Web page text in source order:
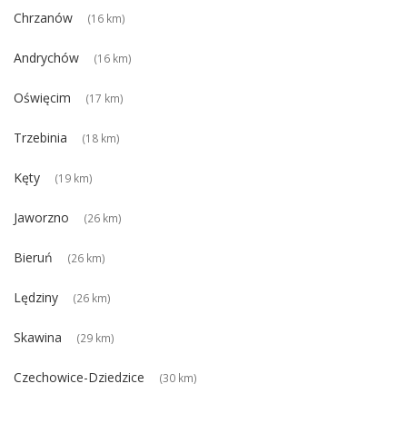
Chrzanów (16 km)
Andrychów (16 km)
Oświęcim (17 km)
Trzebinia (18 km)
Kęty (19 km)
Jaworzno (26 km)
Bieruń (26 km)
Lędziny (26 km)
Skawina (29 km)
Czechowice-Dziedzice (30 km)